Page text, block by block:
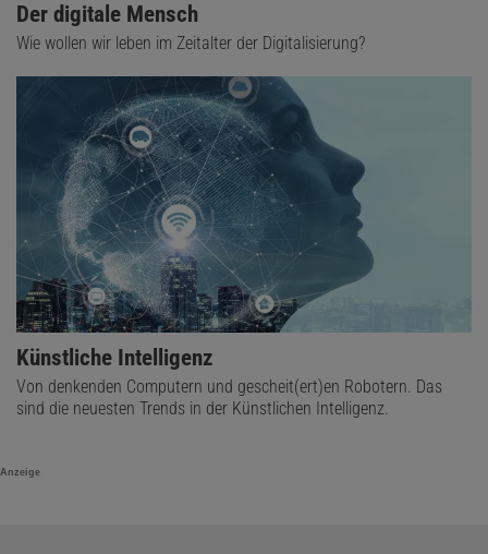
Der digitale Mensch
Wie wollen wir leben im Zeitalter der Digitalisierung?
Künstliche Intelligenz
Von denkenden Computern und gescheit(ert)en Robotern. Das
sind die neuesten Trends in der Künstlichen Intelligenz.
Anzeige